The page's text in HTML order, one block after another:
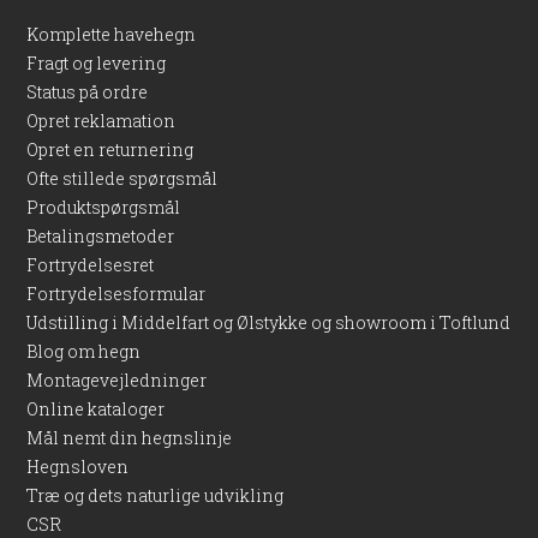
Produktfordele
Vedligeholdelsesfri kompositoverflade, der bevarer
udseendet uden maling eller olie.
Leveres komplet med stolper, beslag og låsekasse for en
nem installation.
Udviklet til at modstå det nordiske vejr og sikre lang
holdbarhed.
UV-beskyttet overflade, som hjælper farven med at holde
sig pæn i mange år.
Praktisk løsning til have, terrasse og andre
udendørsområder.
En pålidelig og langtidsholdbar
haveløsning
Med en Artura kompositdør får du en stærk og funktionel
adgangsløsning, der passer ind i de fleste haver og
udendørsmiljøer. Den enkle montering, den lave
Komplette havehegn
Fragt og levering
Status på ordre
Opret reklamation
Opret en returnering
Ofte stillede spørgsmål
Produktspørgsmål
Betalingsmetoder
Fortrydelsesret
Fortrydelsesformular
Udstilling i Middelfart og Ølstykke og showroom i Toftlund
Blog om hegn
Montagevejledninger
Online kataloger
Mål nemt din hegnslinje
Hegnsloven
Træ og dets naturlige udvikling
CSR